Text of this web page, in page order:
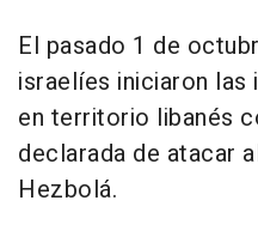
El pasado 1 de
israelíes iniciaron
en territorio libanés
declarada de atacar
Hezbolá.